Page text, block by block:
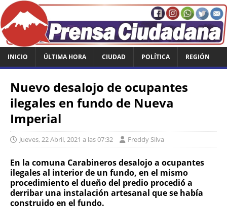
INICIO ÚLTIMA HORA CIUDAD POLÍTICA REGIÓN
Nuevo desalojo de ocupantes
ilegales en fundo de Nueva
Imperial
Jueves, 22 Abril, 2021 a las 07:32 Freddy Silva
En la comuna Carabineros desalojo a ocupantes
ilegales al interior de un fundo, en el mismo
procedimiento el dueño del predio procedió a
derribar una instalación artesanal que se había
construido en el fundo.